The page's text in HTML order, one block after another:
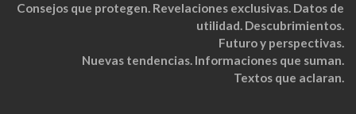
Consejos que protegen. Revelaciones exclusivas. Datos de
utilidad. Descubrimientos.
Futuro y perspectivas.
Nuevas tendencias. Informaciones que suman.
Textos que aclaran.